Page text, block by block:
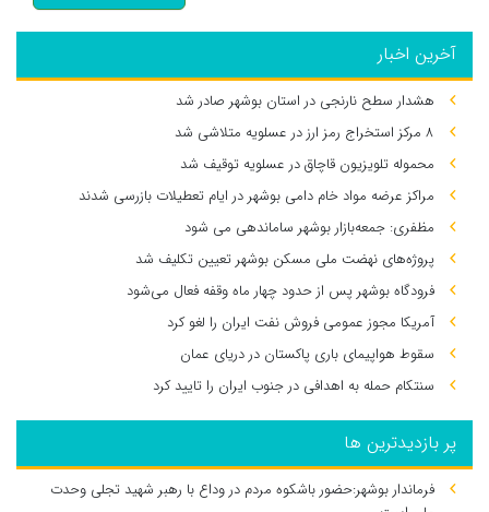
آخرین اخبار
هشدار سطح نارنجی در استان بوشهر صادر شد
۸ مرکز استخراج رمز ارز در عسلویه متلاشی شد
محموله تلویزیون قاچاق در عسلویه توقیف شد
مراکز عرضه مواد خام دامی بوشهر در ایام تعطیلات بازرسی شدند
مظفری: جمعه‌بازار بوشهر ساماندهی می‌ شود
پروژه‌های نهضت ملی مسکن بوشهر تعیین تکلیف شد
فرودگاه بوشهر پس از حدود چهار ماه وقفه فعال می‌شود
آمریکا مجوز عمومی فروش نفت ایران را لغو کرد
سقوط هواپیمای باری پاکستان در دریای عمان
سنتکام حمله به اهدافی در جنوب ایران را تایید کرد
پر بازدیدترین ها
فرماندار بوشهر:حضور باشکوه مردم در وداع با رهبر شهید تجلی وحدت